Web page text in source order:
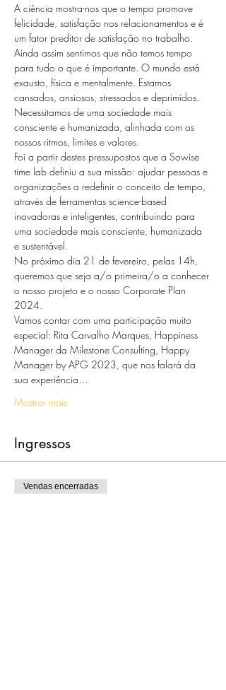
A ciência mostra-nos que o tempo promove
felicidade, satisfação nos relacionamentos e é
um fator preditor de satisfação no trabalho.
Ainda assim sentimos que não temos tempo
para tudo o que é importante. O mundo está
exausto, física e mentalmente. Estamos
cansados, ansiosos, stressados e deprimidos.
Necessitamos de uma sociedade mais
consciente e humanizada, alinhada com os
nossos ritmos, limites e valores.
Foi a partir destes pressupostos que a Sowise
time lab definiu a sua missão: ajudar pessoas e
organizações a redefinir o conceito de tempo,
através de ferramentas science-based
inovadoras e inteligentes, contribuindo para
uma sociedade mais consciente, humanizada
e sustentável.
No próximo dia 21 de fevereiro, pelas 14h,
queremos que seja a/o primeira/o a conhecer
o nosso projeto e o nosso Corporate Plan
2024.
Vamos contar com uma participação muito
especial: Rita Carvalho Marques, Happiness
Manager da Milestone Consulting, Happy
Manager by APG 2023, que nos falará da
sua experiência…
Mostrar mais
Ingressos
Vendas encerradas